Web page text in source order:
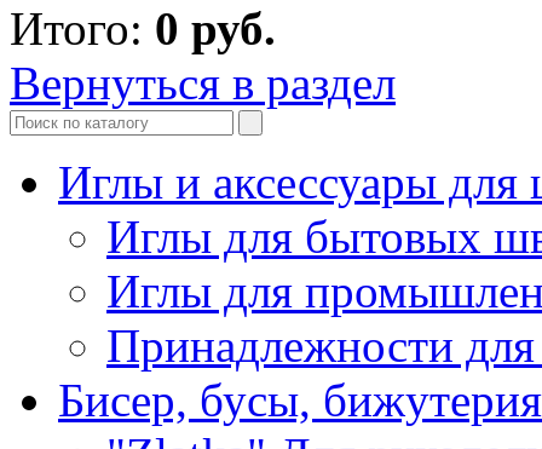
Итого: 0 руб.
Вернуться в раздел
Иглы и аксессуары
Иглы для бытовых
Иглы для
Принадлежности
Бисер, бусы, бижутерия